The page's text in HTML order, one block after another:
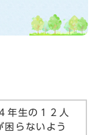
年生の１２人
困らないよう